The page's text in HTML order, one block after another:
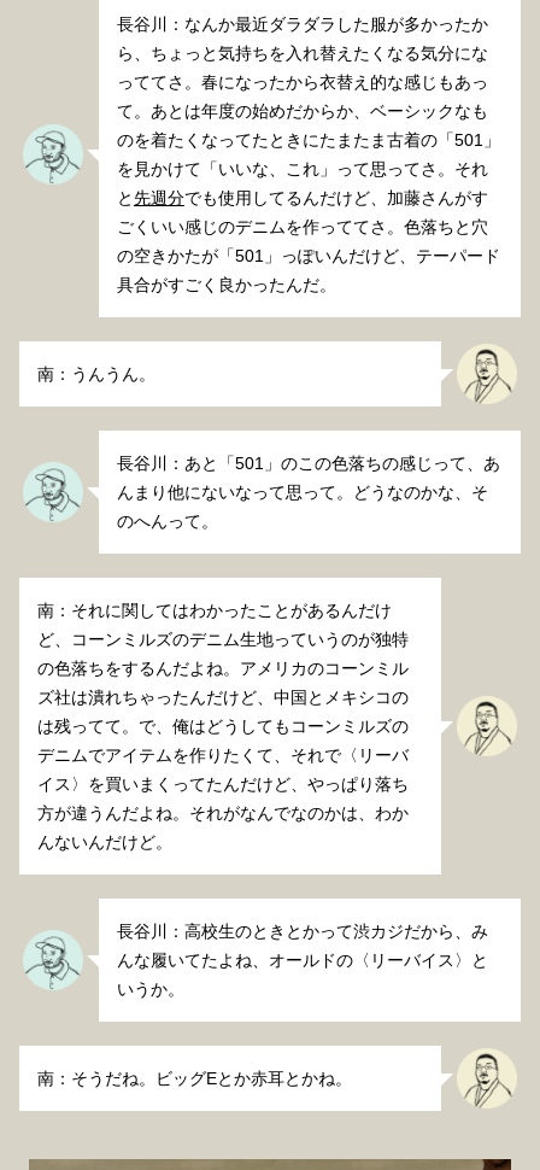
長谷川：なんか最近ダラダラした服が多かったか
ら、ちょっと気持ちを入れ替えたくなる気分にな
っててさ。春になったから衣替え的な感じもあっ
て。あとは年度の始めだからか、ベーシックなも
のを着たくなってたときにたまたま古着の「501」
を見かけて「いいな、これ」って思ってさ。それ
と先週分でも使用してるんだけど、加藤さんがす
ごくいい感じのデニムを作っててさ。色落ちと穴
の空きかたが「501」っぽいんだけど、テーパード
具合がすごく良かったんだ。
南：うんうん。
長谷川：あと「501」のこの色落ちの感じって、あ
んまり他にないなって思って。どうなのかな、そ
のへんって。
南：それに関してはわかったことがあるんだけ
ど、コーンミルズのデニム生地っていうのが独特
の色落ちをするんだよね。アメリカのコーンミル
ズ社は潰れちゃったんだけど、中国とメキシコの
は残ってて。で、俺はどうしてもコーンミルズの
デニムでアイテムを作りたくて、それで〈リーバ
イス〉を買いまくってたんだけど、やっぱり落ち
方が違うんだよね。それがなんでなのかは、わか
んないんだけど。
長谷川：高校生のときとかって渋カジだから、み
んな履いてたよね、オールドの〈リーバイス〉と
いうか。
南：そうだね。ビッグEとか赤耳とかね。